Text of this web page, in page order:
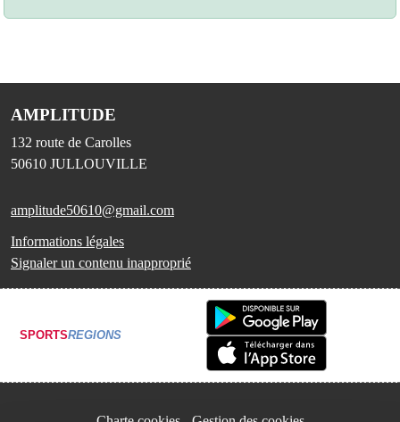
AMPLITUDE
132 route de Carolles
50610 JULLOUVILLE
amplitude50610@gmail.com
Informations légales
Signaler un contenu inapproprié
SPORTSREGIONS